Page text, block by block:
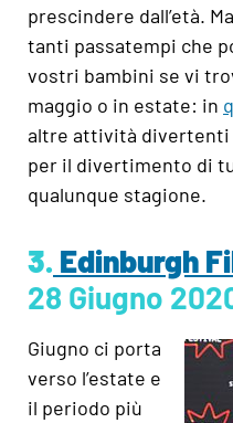
prescindere dall’età.
tanti passatempi che
vostri bambini se vi
maggio o in estate: in
altre attività divertenti
per il divertimento di
qualunque stagione.
3. Edinburgh
28 Giugno
Giugno ci porta
verso l’estate e
il periodo più